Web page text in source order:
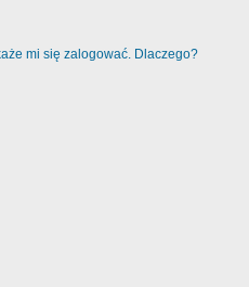
mi się zalogować. Dlaczego?